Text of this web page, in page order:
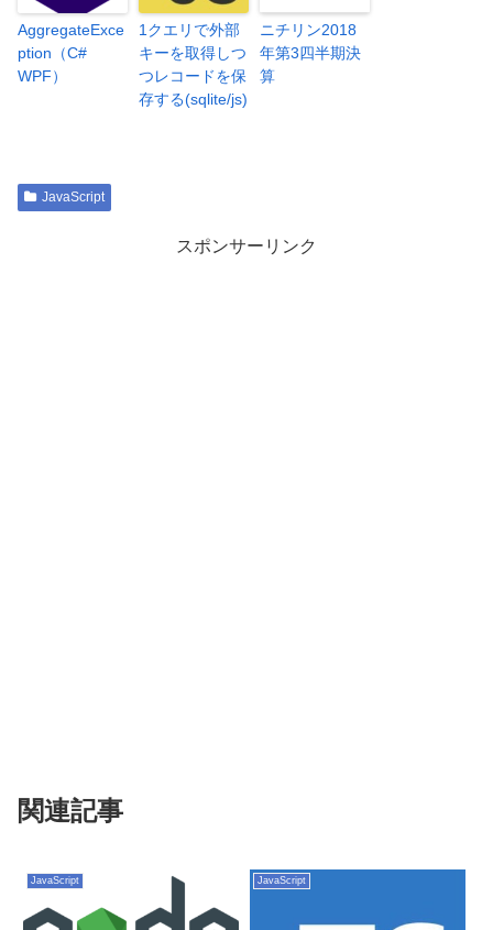
AggregateExce
ption（C#
WPF）
1クエリで外部
キーを取得しつ
つレコードを保
存する(sqlite/js)
ニチリン2018
年第3四半期決
算
JavaScript
スポンサーリンク
関連記事
JavaScript JavaScript